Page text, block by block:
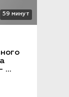
59 минут